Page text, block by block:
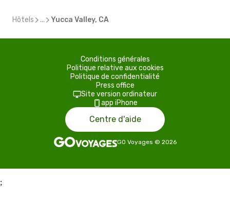
Hôtels ... Yucca Valley, CA
Conditions générales
Politique relative aux cookies
Politique de confidentialité
Press office
Site version ordinateur
app iPhone
Centre d'aide
GO Voyages © 2026
;